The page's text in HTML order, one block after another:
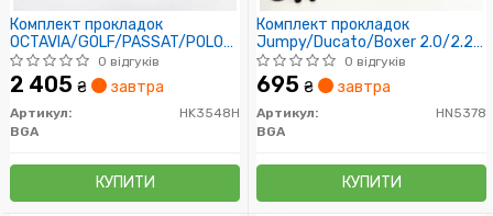
Комплект прокладок
OCTAVIA/GOLF/PASSAT/POLO
1.6i 95-10 (верхній)
0 відгуків
2 405 ₴ завтра
Артикул:
HK3548H
BGA
КУПИТИ
Комплект прокладок
Jumpy/Ducato/Boxer 2.0/2.2
JTD/HDI 99- (верхній/без
прокладки ГБЦ))
0 відгуків
695 ₴ завтра
Артикул:
HN5378
BGA
КУПИТИ